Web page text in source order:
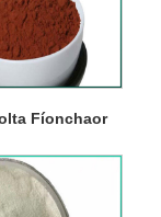
Fíonchaor